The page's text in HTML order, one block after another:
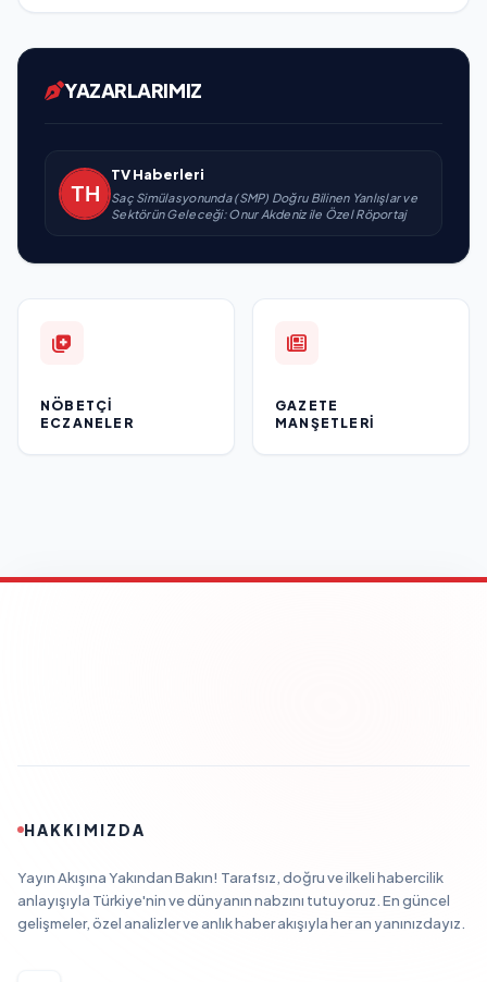
YAZARLARIMIZ
TV Haberleri
Saç Simülasyonunda (SMP) Doğru Bilinen Yanlışlar ve
Sektörün Geleceği: Onur Akdeniz ile Özel Röportaj
NÖBETÇI
ECZANELER
GAZETE
MANŞETLERI
HAKKIMIZDA
Yayın Akışına Yakından Bakın! Tarafsız, doğru ve ilkeli habercilik
anlayışıyla Türkiye'nin ve dünyanın nabzını tutuyoruz. En güncel
gelişmeler, özel analizler ve anlık haber akışıyla her an yanınızdayız.